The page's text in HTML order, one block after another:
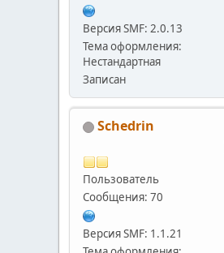
Версия SMF: 2.0.13
Тема оформления:
Нестандартная
Записан
Schedrin
Пользователь
Сообщения: 70
Версия SMF: 1.1.21